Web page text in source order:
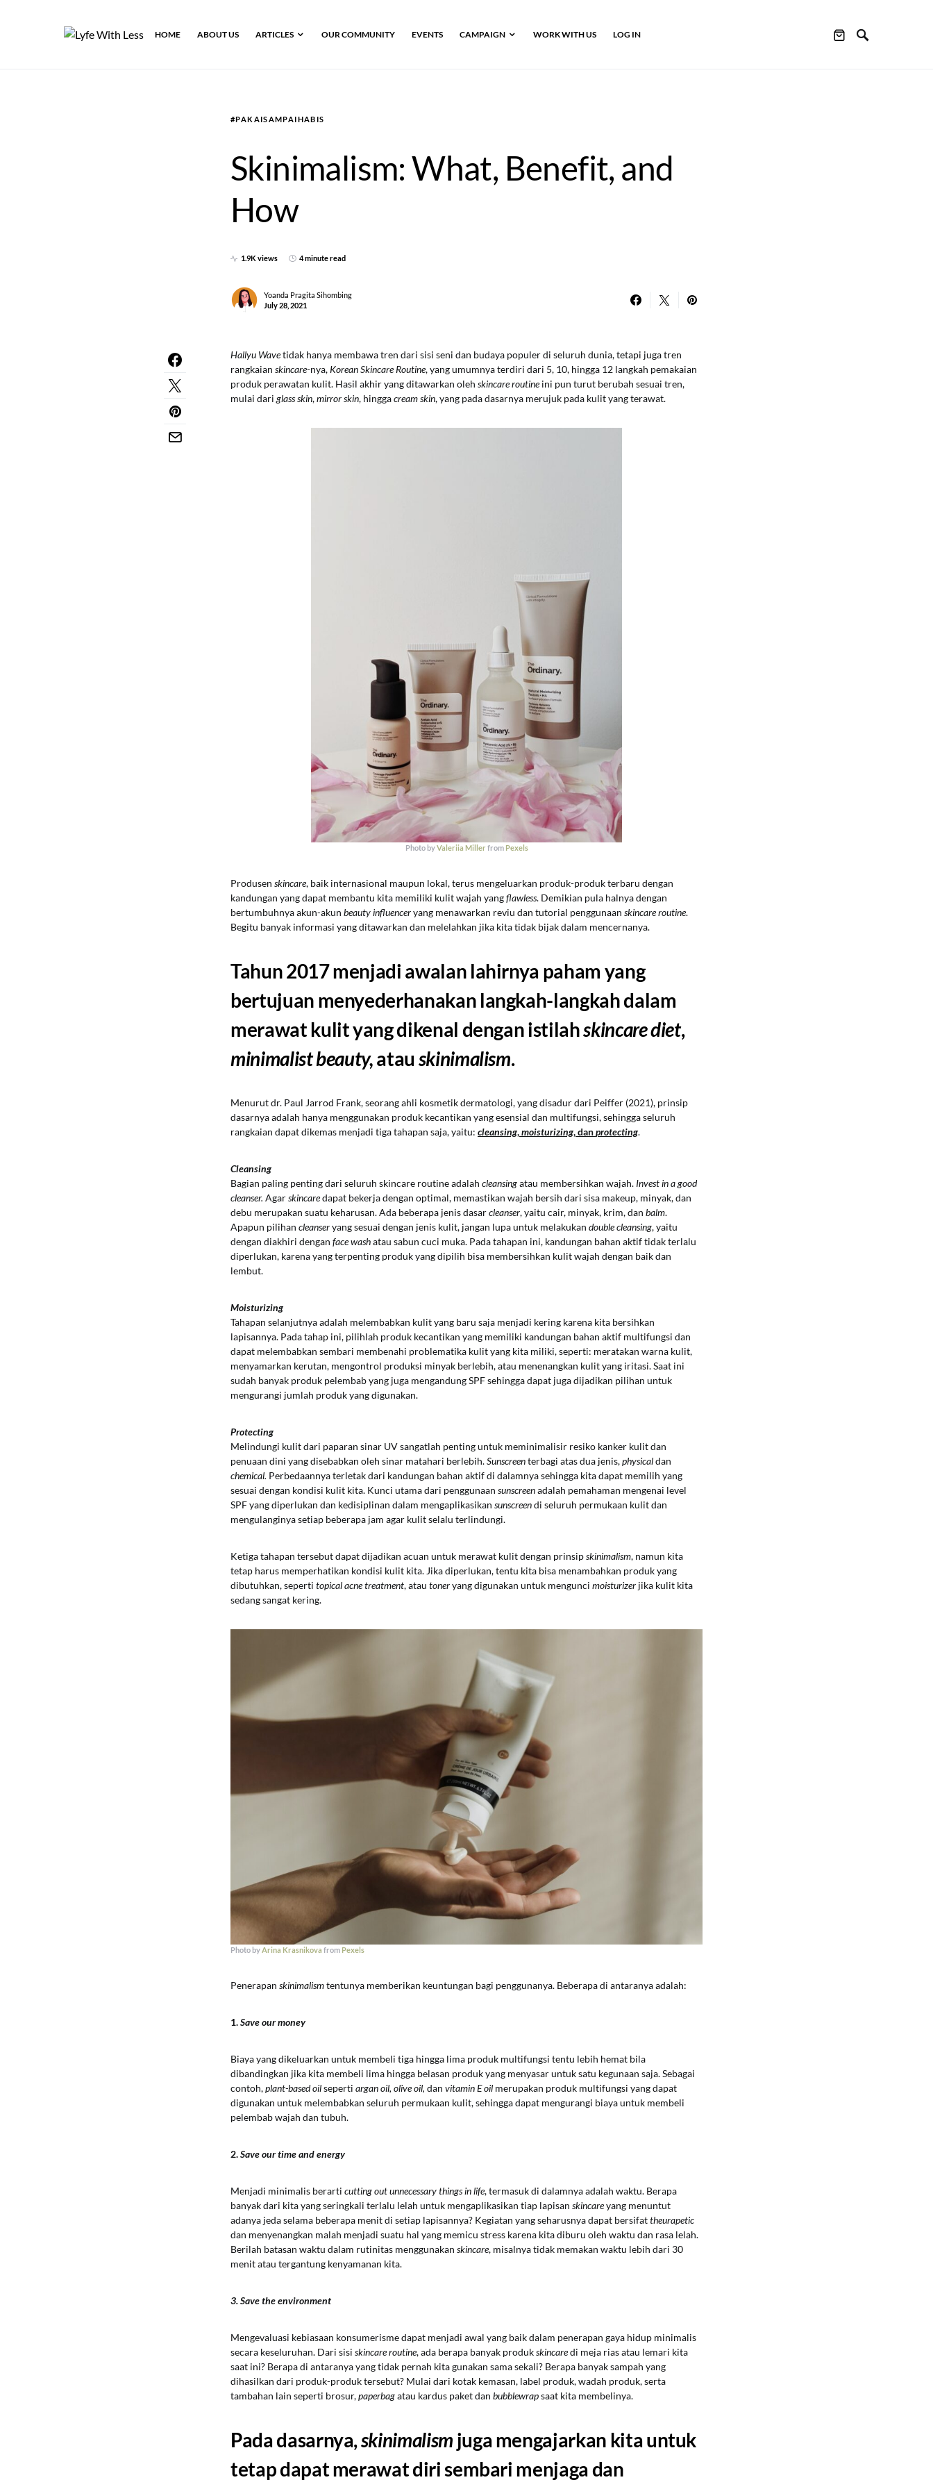
HOME ABOUT US ARTICLES OUR COMMUNITY EVENTS CAMPAIGN WORK WITH US LOG IN
#PAKAISAMPAIHABIS
Skinimalism: What, Benefit, and
How
1.9K views 4 minute read
Yoanda Pragita Sihombing
July 28, 2021
Hallyu Wavetidak hanya membawa tren dari sisi seni dan budaya populer di seluruh dunia, tetapi juga tren
rangkaian skincare-nya, Korean Skincare Routine, yang umumnya terdiri dari 5, 10, hingga 12 langkah pemakaian
produk perawatan kulit. Hasil akhir yang ditawarkan oleh skincare routineini pun turut berubah sesuai tren,
mulai dari glass skin,mirror skin, hinggacream skin, yang pada dasarnya merujuk pada kulit yang terawat.
Photo byValeriia Millerfrom Pexels
Produsen skincare, baik internasional maupun lokal, terus mengeluarkan produk-produk terbaru dengan
kandungan yang dapat membantu kita memiliki kulit wajah yangflawless. Demikian pula halnya dengan
bertumbuhnya akun-akun beauty influenceryang menawarkan reviu dan tutorial penggunaan skincare routine.
Begitu banyak informasi yang ditawarkan dan melelahkan jika kita tidak bijak dalam mencernanya.
Tahun 2017 menjadi awalan lahirnya paham yang
bertujuan menyederhanakan langkah-langkah dalam
merawat kulit yang dikenal dengan istilahskincare diet,
minimalist beauty,atau skinimalism.
Menurut dr. Paul Jarrod Frank, seorang ahli kosmetik dermatologi, yang disadur dari Peiffer (2021), prinsip
dasarnya adalah hanya menggunakan produk kecantikan yang esensial dan multifungsi, sehingga seluruh
rangkaian dapat dikemas menjadi tiga tahapan saja, yaitu: cleansing,moisturizing, danprotecting.
Cleansing
Bagian paling penting dari seluruh skincare routine adalah cleansingatau membersihkan wajah. Invest in a good
cleanser. Agarskincaredapat bekerja dengan optimal, memastikan wajah bersih dari sisa makeup, minyak, dan
debu merupakan suatu keharusan. Ada beberapa jenis dasarcleanser, yaitu cair, minyak, krim, dan balm.
Apapun pilihan cleanseryang sesuai dengan jenis kulit, jangan lupa untuk melakukan double cleansing, yaitu
dengan diakhiri dengan face washatau sabun cuci muka. Pada tahapan ini, kandungan bahan aktif tidak terlalu
diperlukan, karena yang terpenting produk yang dipilih bisa membersihkan kulit wajah dengan baik dan
lembut.
Moisturizing
Tahapan selanjutnya adalah melembabkan kulit yang baru saja menjadi kering karena kita bersihkan
lapisannya. Pada tahap ini, pilihlah produk kecantikan yang memiliki kandungan bahan aktif multifungsi dan
dapat melembabkan sembari membenahi problematika kulit yang kita miliki, seperti: meratakan warna kulit,
menyamarkan kerutan, mengontrol produksi minyak berlebih, atau menenangkan kulit yang iritasi. Saat ini
sudah banyak produk pelembab yang juga mengandung SPF sehingga dapat juga dijadikan pilihan untuk
mengurangi jumlah produk yang digunakan.
Protecting
Melindungi kulit dari paparan sinar UV sangatlah penting untuk meminimalisir resiko kanker kulit dan
penuaan dini yang disebabkan oleh sinar matahari berlebih.Sunscreenterbagi atas dua jenis,physicaldan
chemical. Perbedaannya terletak dari kandungan bahan aktif di dalamnya sehingga kita dapat memilih yang
sesuai dengan kondisi kulit kita. Kunci utama dari penggunaan sunscreenadalah pemahaman mengenai level
SPF yang diperlukan dan kedisiplinan dalam mengaplikasikan sunscreendi seluruh permukaan kulit dan
mengulanginya setiap beberapa jam agar kulit selalu terlindungi.
Ketiga tahapan tersebut dapat dijadikan acuan untuk merawat kulit dengan prinsipskinimalism, namun kita
tetap harus memperhatikan kondisi kulit kita. Jika diperlukan, tentu kita bisa menambahkan produk yang
dibutuhkan, seperti topical acne treatment, atau toneryang digunakan untuk mengunci moisturizer jika kulit kita
sedang sangat kering.
Photo by Arina Krasnikova from Pexels
Penerapan skinimalismtentunya memberikan keuntungan bagi penggunanya. Beberapa di antaranya adalah:
1.Save our money
Biaya yang dikeluarkan untuk membeli tiga hingga lima produk multifungsi tentu lebih hemat bila
dibandingkan jika kita membeli lima hingga belasan produk yang menyasar untuk satu kegunaan saja. Sebagai
contoh,plant-based oilseperti argan oil, olive oil, dan vitamin E oil merupakan produk multifungsi yang dapat
digunakan untuk melembabkan seluruh permukaan kulit, sehingga dapat mengurangi biaya untuk membeli
pelembab wajah dan tubuh.
2.Save our time and energy
Menjadi minimalis berarti cutting out unnecessary things in life, termasuk di dalamnya adalah waktu. Berapa
banyak dari kita yang seringkali terlalu lelah untuk mengaplikasikan tiap lapisan skincareyang menuntut
adanya jeda selama beberapa menit di setiap lapisannya? Kegiatan yang seharusnya dapat bersifattheurapetic
dan menyenangkan malah menjadi suatu hal yang memicu stress karena kita diburu oleh waktu dan rasa lelah.
Berilah batasan waktu dalam rutinitas menggunakan skincare, misalnya tidak memakan waktu lebih dari 30
menit atau tergantung kenyamanan kita.
3.Save the environment
Mengevaluasi kebiasaan konsumerisme dapat menjadi awal yang baik dalam penerapan gaya hidup minimalis
secara keseluruhan. Dari sisi skincare routine, ada berapa banyak produkskincaredi meja rias atau lemari kita
saat ini? Berapa di antaranya yang tidak pernah kita gunakan sama sekali? Berapa banyak sampah yang
dihasilkan dari produk-produk tersebut? Mulai dari kotak kemasan, label produk, wadah produk, serta
tambahan lain seperti brosur,paperbagatau kardus paket dan bubblewrapsaat kita membelinya.
Pada dasarnya,skinimalism juga mengajarkan kita untuk
tetap dapat merawat diri sembari menjaga dan